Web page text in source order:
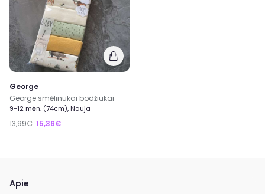
George
George smėlinukai bodžiukai
9-12 mėn. (74cm), Nauja
13,99€ 15,36€
Apie